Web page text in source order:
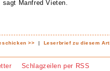
sagt Manfred Vieten.
>> | Leserbrief zu diesem
Schlagzeilen per RSS